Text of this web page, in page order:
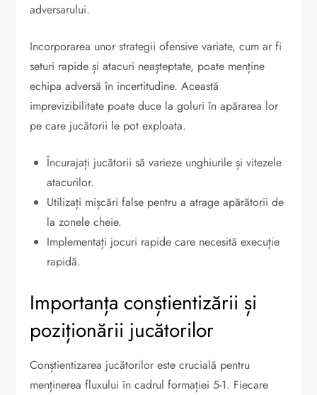
adversarului.
Incorporarea unor strategii ofensive variate, cum ar fi
seturi rapide și atacuri neașteptate, poate menține
echipa adversă în incertitudine. Această
imprevizibilitate poate duce la goluri în apărarea lor
pe care jucătorii le pot exploata.
Încurajați jucătorii să varieze unghiurile și vitezele
atacurilor.
Utilizați mișcări false pentru a atrage apărătorii de
la zonele cheie.
Implementați jocuri rapide care necesită execuție
rapidă.
Importanța conștientizării și
poziționării jucătorilor
Conștientizarea jucătorilor este crucială pentru
menținerea fluxului în cadrul formației 5-1. Fiecare